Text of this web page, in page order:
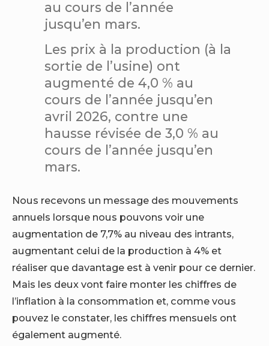
au cours de l’année
jusqu’en mars.
Les prix à la production (à la
sortie de l’usine) ont
augmenté de 4,0 % au
cours de l’année jusqu’en
avril 2026, contre une
hausse révisée de 3,0 % au
cours de l’année jusqu’en
mars.
Nous recevons un message des mouvements
annuels lorsque nous pouvons voir une
augmentation de 7,7% au niveau des intrants,
augmentant celui de la production à 4% et
réaliser que davantage est à venir pour ce dernier.
Mais les deux vont faire monter les chiffres de
l’inflation à la consommation et, comme vous
pouvez le constater, les chiffres mensuels ont
également augmenté.